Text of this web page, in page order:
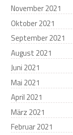
November 2021
Oktober 2021
September 2021
August 2021
Juni 2021
Mai 2021
April 2021
März 2021
Februar 2021